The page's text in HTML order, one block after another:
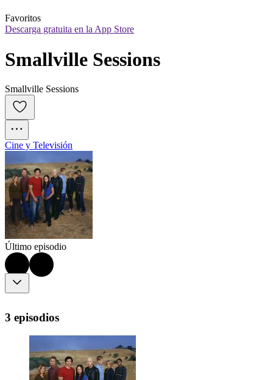
Favoritos
Descarga gratuita en la App Store
Smallville Sessions
Smallville Sessions
Cine y Televisión
Último episodio
3 episodios